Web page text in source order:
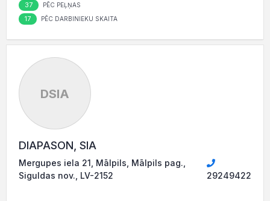
37 PĒC PEĻŅAS
17 PĒC DARBINIEKU SKAITA
DSIA
DIAPASON, SIA
Mergupes iela 21, Mālpils, Mālpils pag.,
Siguldas nov., LV-2152
29249422